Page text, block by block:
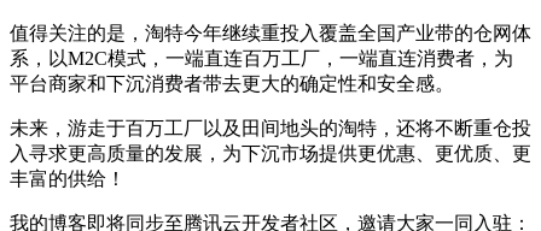
值得关注的是，淘特今年继续重投入覆盖全国产业带的仓网体
系，以M2C模式，一端直连百万工厂，一端直连消费者，为
平台商家和下沉消费者带去更大的确定性和安全感。
未来，游走于百万工厂以及田间地头的淘特，还将不断重仓投
入寻求更高质量的发展，为下沉市场提供更优惠、更优质、更
丰富的供给！
我的博客即将同步至腾讯云开发者社区，邀请大家一同入驻：